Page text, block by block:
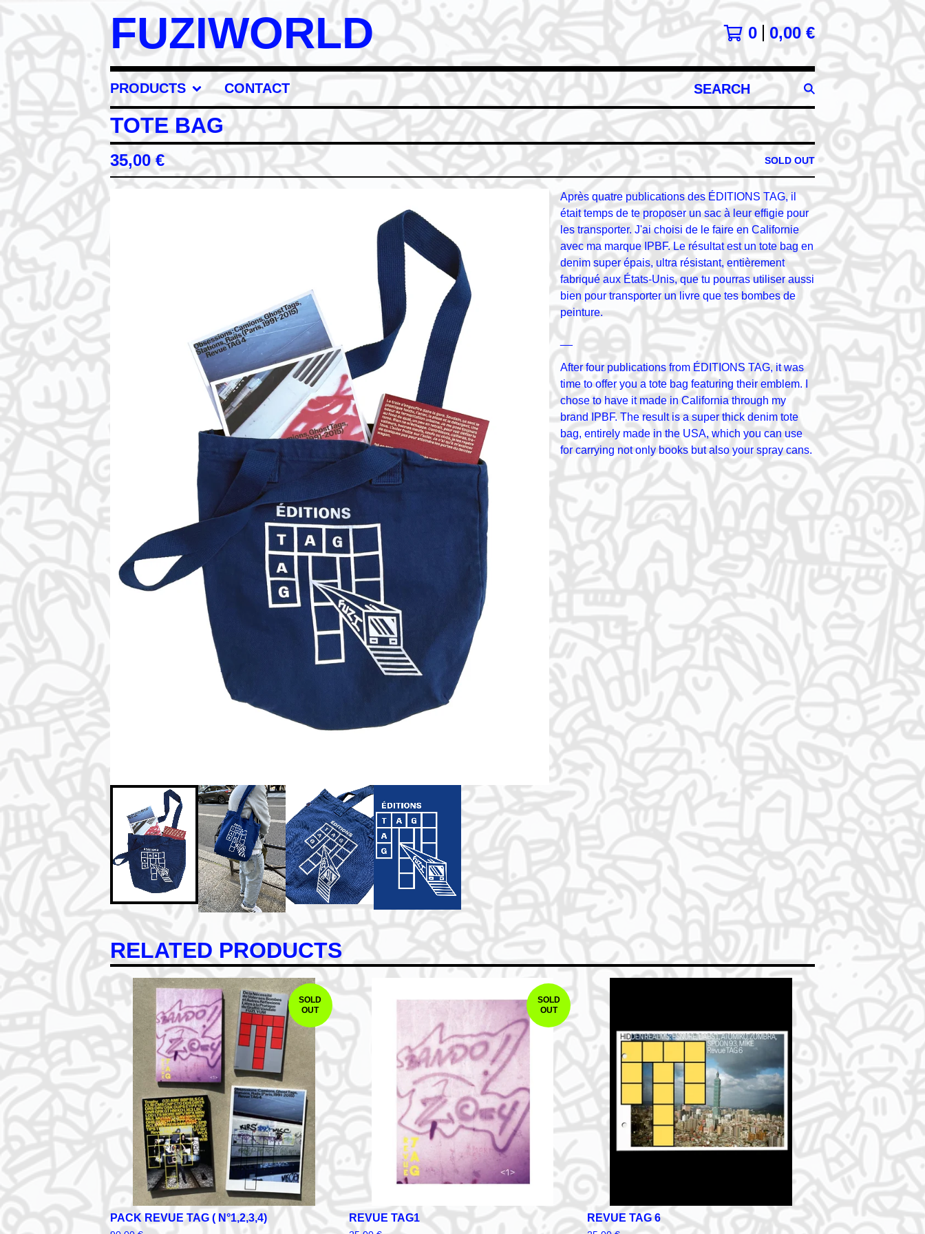
FUZIWORLD 0 0,00 €
PRODUCTS CONTACT
SEARCH
PRODUCTS
TOTE BAG
35,00€ SOLD OUT
Après quatre publications des ÉDITIONS TAG, il
était temps de te proposer un sac à leur effigie pour
les transporter. J'ai choisi de le faire en Californie
avec ma marque IPBF. Le résultat est un tote bag en
denim super épais, ultra résistant, entièrement
fabriqué aux États-Unis, que tu pourras utiliser aussi
bien pour transporter un livre que tes bombes de
peinture.
__
After four publications from ÉDITIONS TAG, it was
time to offer you a tote bag featuring their emblem. I
chose to have it made in California through my
brand IPBF. The result is a super thick denim tote
bag, entirely made in the USA, which you can use
for carrying not only books but also your spray cans.
RELATED PRODUCTS
SOLD
OUT
PACK REVUE TAG ( N°1,2,3,4)
SOLD
OUT
REVUE TAG1 REVUE TAG 6